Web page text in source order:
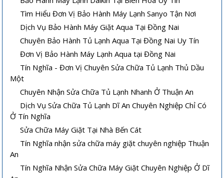
Tìm Hiểu Đơn Vị Bảo Hành Máy Lạnh Sanyo Tận Nơi
Dịch Vụ Bảo Hành Máy Giặt Aqua Tại Đồng Nai
Chuyên Bảo Hành Tủ Lạnh Aqua Tại Đồng Nai Uy Tín
Đơn Vị Bảo Hành Máy Lạnh Aqua tại Đồng Nai
Tín Nghĩa - Đơn Vị Chuyên Sửa Chữa Tủ Lạnh Thủ Dầu
Một
Chuyên Nhận Sửa Chữa Tủ Lạnh Nhanh Ở Thuận An
Dịch Vụ Sửa Chữa Tủ Lạnh Dĩ An Chuyên Nghiệp Chỉ Có
Ở Tín Nghĩa
Sửa Chữa Máy Giặt Tại Nhà Bến Cát
Tín Nghĩa nhận sửa chữa máy giặt chuyên nghiệp Thuận
An
Tín Nghĩa Nhận Sửa Chữa Máy Giặt Chuyên Nghiệp Ở Dĩ